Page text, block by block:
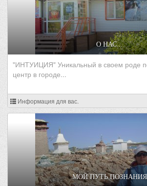
О НАС...
"ИНТУИЦИЯ" Уникальный в своем роде
центр в городе...
Информация для вас.
МОЙ ПУТЬ ПОЗНАНИЯ